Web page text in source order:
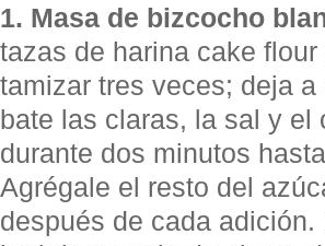
1. Masa de bizcocho
tazas de harina cake
tamizar tres veces; deja
bate las claras, la sal y el
durante dos minutos
Agrégale el resto del
después de cada